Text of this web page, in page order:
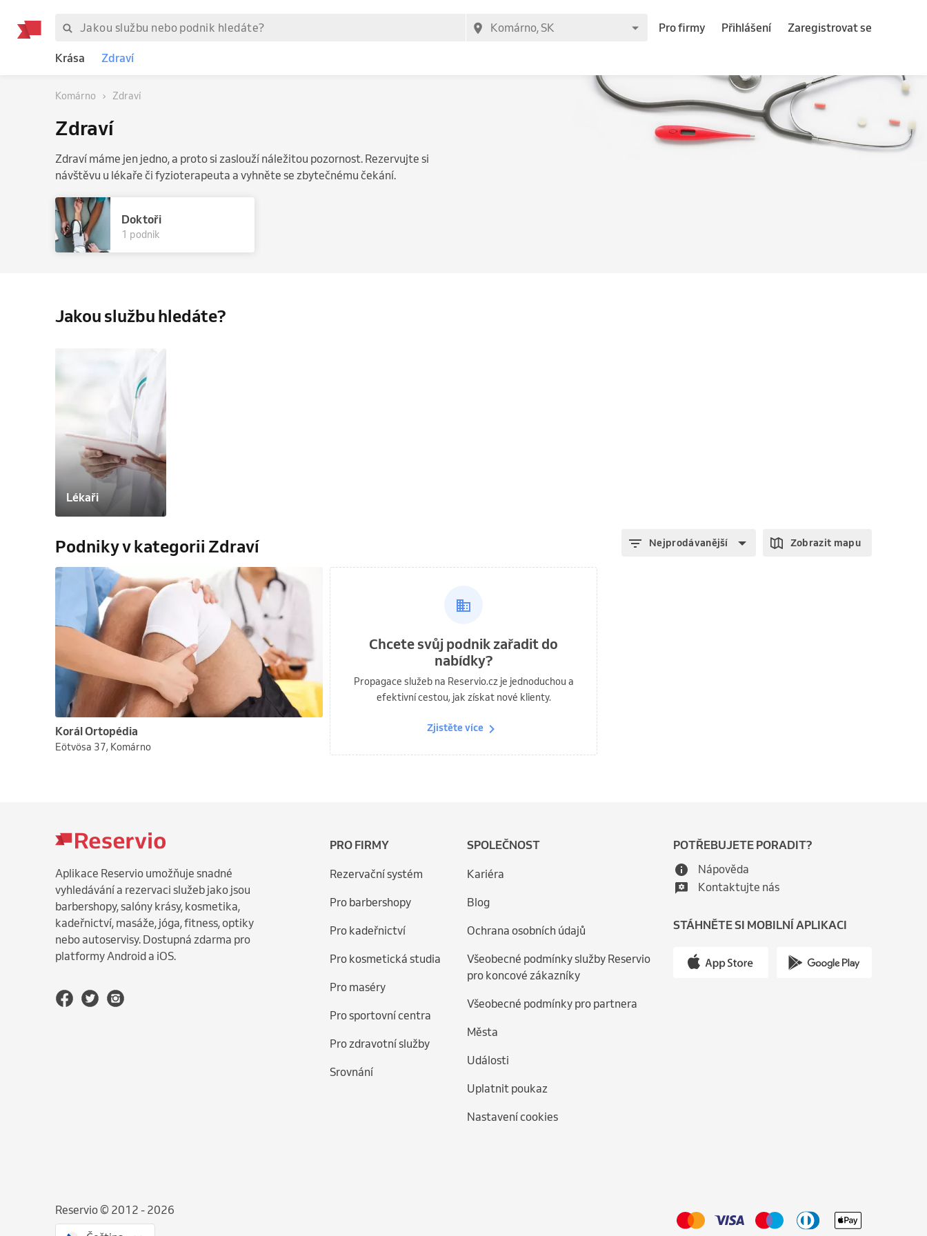
Pro firmy Přihlášení Zaregistrovat se
Krása Zdraví
Komárno Zdraví
Zdraví
Zdraví máme jen jedno, a proto si zaslouží náležitou pozornost. Rezervujte si
návštěvu u lékaře či fyzioterapeuta a vyhněte se zbytečnému čekání.
Doktoři
1 podnik
Jakou službu hledáte?
Lékaři
Podniky v kategorii Zdraví Nejprodávanější Zobrazit mapu
Korál Ortopédia
Eötvösa 37, Komárno
Chcete svůj podnik zařadit do
nabídky?
Propagace služeb na Reservio.cz je jednoduchou a
efektivní cestou, jak získat nové klienty.
Zjistěte více
Aplikace Reservio umožňuje snadné
vyhledávání a rezervaci služeb jako jsou
barbershopy, salóny krásy, kosmetika,
kadeřnictví, masáže, jóga, fitness, optiky
nebo autoservisy. Dostupná zdarma pro
platformy Android a iOS.
PRO FIRMY
Rezervační systém
Pro barbershopy
Pro kadeřnictví
Pro kosmetická studia
Pro maséry
Pro sportovní centra
Pro zdravotní služby
Srovnání
SPOLEČNOST
Kariéra
Blog
Ochrana osobních údajů
Všeobecné podmínky služby Reservio
pro koncové zákazníky
Všeobecné podmínky pro partnera
Města
Události
Uplatnit poukaz
Nastavení cookies
POTŘEBUJETE PORADIT?
Nápověda
Kontaktujte nás
STÁHNĚTE SI MOBILNÍ APLIKACI
Reservio © 2012 - 2026